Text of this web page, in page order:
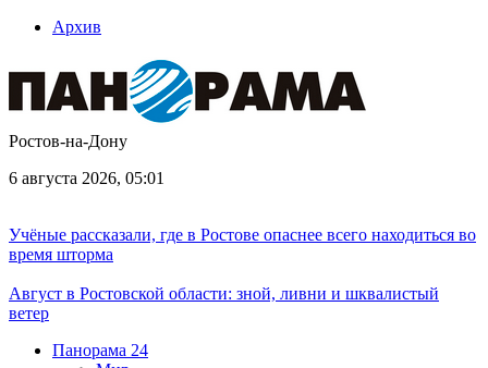
Архив
Ростов-на-Дону
6 августа 2026, 05:01
Учёные рассказали, где в Ростове опаснее всего находиться во
время шторма
Август в Ростовской области: зной, ливни и шквалистый
ветер
Панорама 24